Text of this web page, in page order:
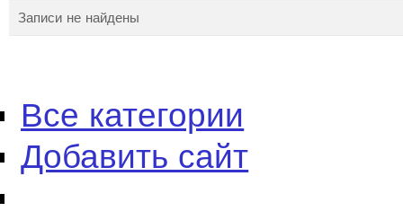
Записи не найдены
Все категории
Добавить сайт